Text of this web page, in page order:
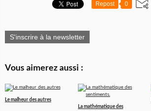
Repost 0
S'inscrire à la newsletter
Vous aimerez aussi :
Le malheur des autres
La mathématique des